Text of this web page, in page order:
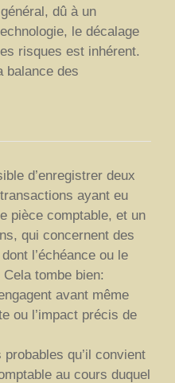
dû à un
le décalage
risques est inhérent.
balance des
d’enregistrer deux
ayant eu
pièce comptable, et un
qui concernent des
l’échéance ou le
tombe bien:
avant même
ou l’impact précis de
qu’il convient
au cours duquel